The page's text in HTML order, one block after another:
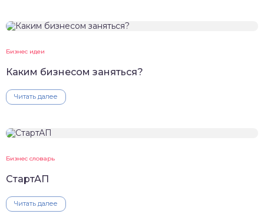
Бизнес идеи
Каким бизнесом заняться?
Читать далее
Бизнес словарь
СтартАП
Читать далее